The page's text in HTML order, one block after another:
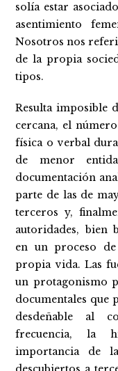
solía estar
asentimiento
Nosotros nos
de la propia
tipos.
Resulta imposible
cercana, el
física o verbal
de menor
documentación
parte de las de
terceros y,
autoridades, bien
en un proceso
propia vida. Las
un protagonismo
documentales que
desdeñable al
frecuencia, la
importancia de